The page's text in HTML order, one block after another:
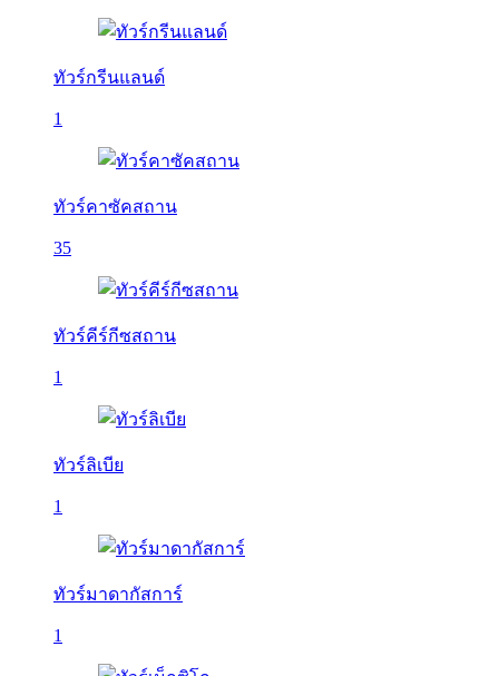
ทัวร์กรีนแลนด์
1
ทัวร์คาซัคสถาน
35
ทัวร์คีร์กีซสถาน
1
ทัวร์ลิเบีย
1
ทัวร์มาดากัสการ์
1